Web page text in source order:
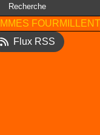
Flux RSS